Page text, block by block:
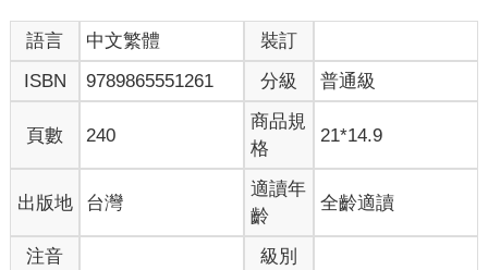
語言 中文繁體
裝訂
ISBN
9789865551261 分級 普通級
頁數 240
商品規
格
21*14.9
出版地 台灣
適讀年
齡
全齡適讀
注音 級別